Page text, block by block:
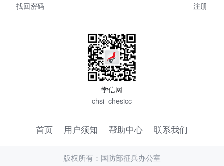
找回密码 注册
学信网
chsi_chesicc
首页 用户须知 帮助中心 联系我们
版权所有：国防部征兵办公室